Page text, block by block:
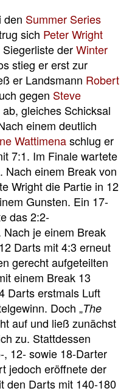
den Summer Series
sich Peter Wright
derWinter
stieg er erst zur
er Landsmann Robert
gegen Steve
gleiches Schicksal
einem deutlich
Wattimenaschlug er
7:1. Im Finale wartete
. Nach einem Break von
Wright die Partie in 12
Gunsten. Ein 17-
das 2:2-
je einem Break
Darts mit 4:3 erneut
gerecht aufgeteilten
einem Break 13
Darts erstmals Luft
Doch „The
auf und ließ zunächst
zu. Stattdessen
12- sowie 18-Darter
jedoch eröffnete der
den Darts mit 140-180